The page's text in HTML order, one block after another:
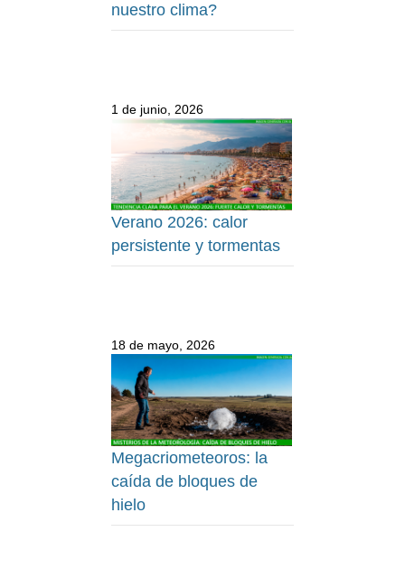
nuestro clima?
1 de junio, 2026
Verano 2026: calor
persistente y tormentas
18 de mayo, 2026
Megacriometeoros: la
caída de bloques de
hielo